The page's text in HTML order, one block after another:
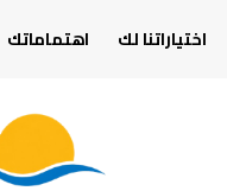
اختياراتنا لك اهتماماتك